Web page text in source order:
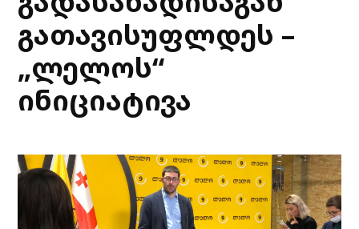
გათავისუფლდეს –
„ლელოს“
ინიციატივა